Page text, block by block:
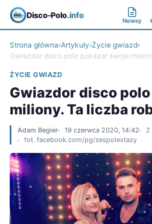
Disco-Polo.info
Newsy
Strona główna›Artykuły›Życie gwiazd›
Gwiazdor disco polo pokazał swoje
ŻYCIE GWIAZD
Gwiazdor disco polo
miliony. Ta liczba
Adam Begier 19 czerwca 2020, 14:42
2
fot. facebook.com/pg/zespolextazy